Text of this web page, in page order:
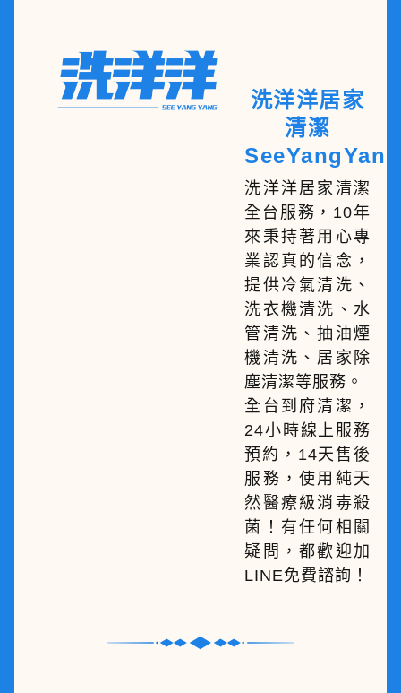
洗洋洋居家
清潔
SeeYangYang
洗洋洋居家清潔
全台服務，10年
來秉持著用心專
業認真的信念，
提供冷氣清洗、
洗衣機清洗、水
管清洗、抽油煙
機清洗、居家除
塵清潔等服務。
全台到府清潔，
24小時線上服務
預約，14天售後
服務，使用純天
然醫療級消毒殺
菌！有任何相關
疑問，都歡迎加
LINE免費諮詢！